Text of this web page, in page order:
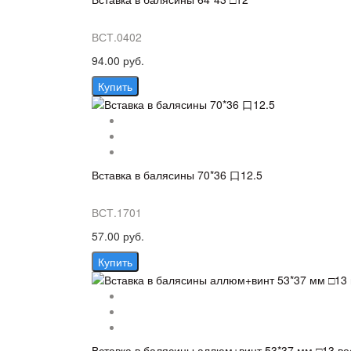
ВСТ.0402
94.00 руб.
Купить
Вставка в балясины 70*36 口12.5
ВСТ.1701
57.00 руб.
Купить